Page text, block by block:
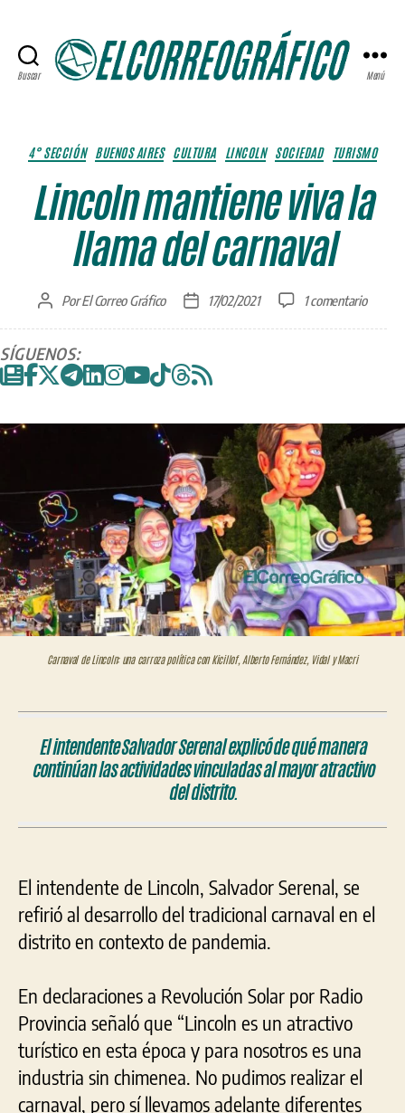
Buscar Menú
Categorías
4° SECCIÓN BUENOS AIRES CULTURA LINCOLN SOCIEDAD TURISMO
Lincoln mantiene viva la
llama del carnaval
Autor
entrada
PorEl Correo Gráfico
Fecha17/02/2021 1 comentarioen
SÍGUENOS:
Carnaval de Lincoln: una carroza política con Kicillof, Alberto Fernández, Vidal y Macri
El intendente Salvador Serenal explicó de qué manera
continúan las actividades vinculadas al mayor atractivo
del distrito.
El intendente de Lincoln, Salvador Serenal, se
refirió al desarrollo del tradicional carnaval en el
distrito en contexto de pandemia.
En declaraciones a Revolución Solar por Radio
Provincia señaló que “Lincoln es un atractivo
turístico en esta época y para nosotros es una
industria sin chimenea. No pudimos realizar el
carnaval, pero sí llevamos adelante diferentes